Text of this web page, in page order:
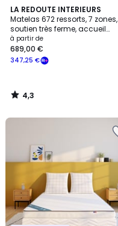
LA REDOUTE INTERIEURS
Matelas 672 ressorts, 7 zones,
soutien très ferme, accueil
moelleux
à partir de
347,25 €
689,00 €
4,3
/ 5
4,3
/